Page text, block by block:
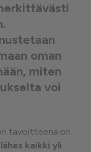
oman
miten
voi
tavoitteena on
lähes kaikki yli